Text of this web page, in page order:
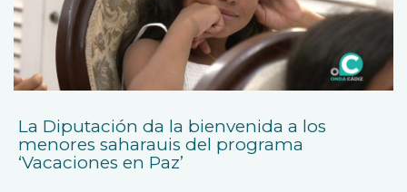
La Diputación da la bienvenida a los
menores saharauis del programa
‘Vacaciones en Paz’